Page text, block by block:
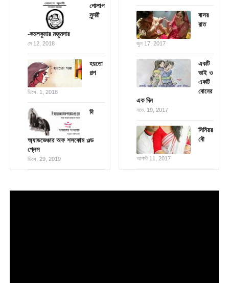
গোলাপ
সুন্দরী
-কমলকুমার মজুমদার
মে 12, 2018
হয়তো
গল্প
ডিসে. 1, 2018
দি
অ্যাডভেঞ্চার অফ শসকোম ওল্ড
প্লেস
ডিসে. 29, 2019
বাসর
রাত
জুন 17, 2017
একটি
ভাই ও
একটি
বোনের
এক দিন
নভে. 19, 2017
সিনিয়র
বৌ
আগস্ট 11, 2017